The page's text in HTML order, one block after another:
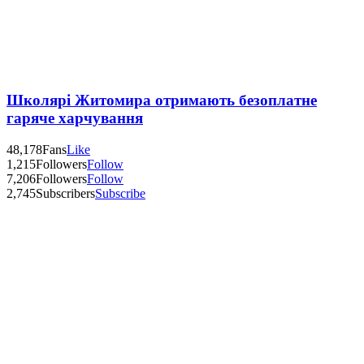
Школярі Житомира отримають безоплатне
гаряче харчування
48,178FansLike
1,215FollowersFollow
7,206FollowersFollow
2,745SubscribersSubscribe